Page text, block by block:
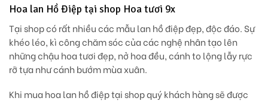
Hoa lan Hồ Điệp tại shop Hoa tươi 9x
Tại shop có rất nhiều các mẫu lan hồ điệp đẹp, độc đáo. Sự
khéo léo, kì công chăm sóc của các nghệ nhân tạo lên
những chậu hoa tươi đẹp, nở hoa đều, cánh to lộng lẫy rực
rỡ tựa như cánh bướm mùa xuân.
Khi mua hoa lan hồ điệp tại shop quý khách hàng sẽ được